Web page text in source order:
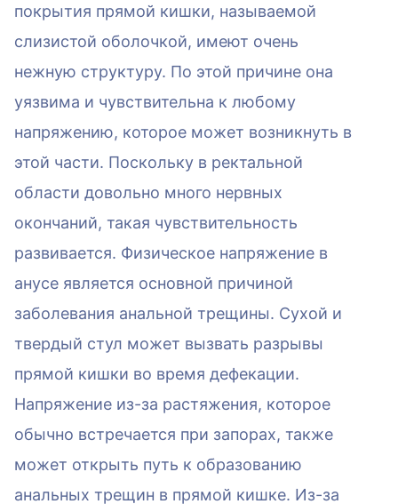
покрытия прямой кишки, называемой
слизистой оболочкой, имеют очень
нежную структуру. По этой причине она
уязвима и чувствительна к любому
напряжению, которое может возникнуть в
этой части. Поскольку в ректальной
области довольно много нервных
окончаний, такая чувствительность
развивается. Физическое напряжение в
анусе является основной причиной
заболевания анальной трещины. Сухой и
твердый стул может вызвать разрывы
прямой кишки во время дефекации.
Напряжение из-за растяжения, которое
обычно встречается при запорах, также
может открыть путь к образованию
анальных трещин в прямой кишке. Из-за